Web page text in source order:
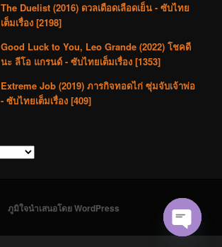
The Duelist (2016) ดวลเดือดเลือดเย็น - ซับไทย
เต็มเรื่อง [2198]
Good Luck to You, Leo Grande (2022) โชคดี
นะ ลีโอ แกรนด์ - ซับไทยเต็มเรื่อง [1353]
Extreme Job (2019) ภารกิจทอดไก่ ซุ่มจับเจ้าพ่อ
- ซับไทยเต็มเรื่อง [409]
ภูมิใจนำเสนอโดย WordPress